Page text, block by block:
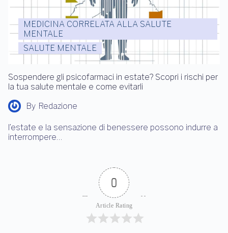
MEDICINA CORRELATA ALLA SALUTE
MENTALE
SALUTE MENTALE
Sospendere gli psicofarmaci in estate? Scopri i rischi per
la tua salute mentale e come evitarli
By Redazione
l’estate e la sensazione di benessere possono indurre a
interrompere…
0
Article Rating